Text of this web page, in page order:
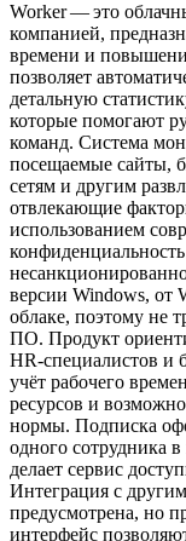
Worker — это
компанией,
времени и
позволяет
детальную
которые помогают
команд. Система
посещаемые сайты,
сетям и другим
отвлекающие
использованием
версии Windows, от
облаке, поэтому не
ПО. Продукт
HR‑специалистов и
учёт рабочего
ресурсов и
нормы. Подписка
одного сотрудника
делает сервис
Интеграция с
предусмотрена, но
интерфейс